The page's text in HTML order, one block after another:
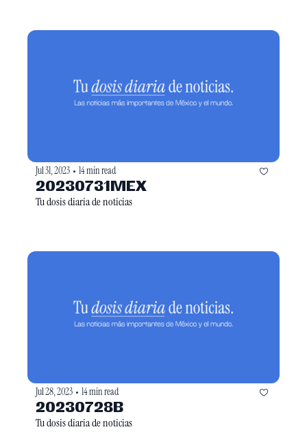
Jul 31, 2023 • 14 min read
20230731MEX
Tu dosis diaria de noticias
Jul 28, 2023 • 14 min read
20230728B
Tu dosis diaria de noticias